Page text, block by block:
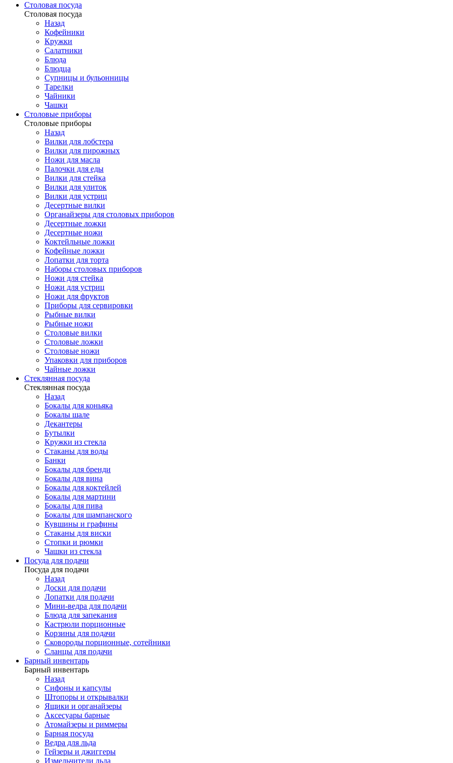
Столовая посуда
Столовая посуда
Назад
Кофейники
Кружки
Салатники
Блюда
Блюдца
Супницы и бульонницы
Тарелки
Чайники
Чашки
Cтоловые приборы
Cтоловые приборы
Назад
Вилки для лобстера
Вилки для пирожных
Ножи для масла
Палочки для еды
Вилки для стейка
Вилки для улиток
Вилки для устриц
Десертные вилки
Органайзеры для столовых приборов
Десертные ложки
Десертные ножи
Коктейльные ложки
Кофейные ложки
Лопатки для торта
Наборы столовых приборов
Ножи для стейка
Ножи для устриц
Ножи для фруктов
Приборы для сервировки
Рыбные вилки
Рыбные ножи
Столовые вилки
Столовые ложки
Столовые ножи
Упаковки для приборов
Чайные ложки
Стеклянная посуда
Стеклянная посуда
Назад
Бокалы для коньяка
Бокалы шале
Декантеры
Бутылки
Кружки из стекла
Стаканы для воды
Банки
Бокалы для бренди
Бокалы для вина
Бокалы для коктейлей
Бокалы для мартини
Бокалы для пива
Бокалы для шампанского
Кувшины и графины
Стаканы для виски
Стопки и рюмки
Чашки из стекла
Посуда для подачи
Посуда для подачи
Назад
Доски для подачи
Лопатки для подачи
Мини-ведра для подачи
Блюда для запекания
Кастрюли порционные
Корзины для подачи
Сковороды порционные, сотейники
Сланцы для подачи
Барный инвентарь
Барный инвентарь
Назад
Сифоны и капсулы
Штопоры и открывалки
Ящики и органайзеры
Аксесуары барные
Атомайзеры и риммеры
Барная посуда
Ведра для льда
Гейзеры и джиггеры
Измельчители льда